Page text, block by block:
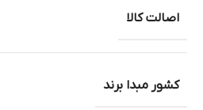
اصالت کالا
کشور مبدا برند